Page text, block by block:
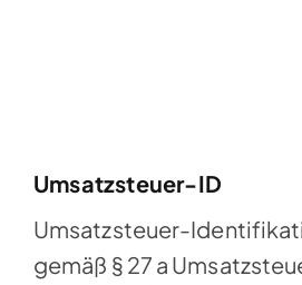
Umsatzsteuer-ID
Umsatzsteuer-
gemäß § 27 a